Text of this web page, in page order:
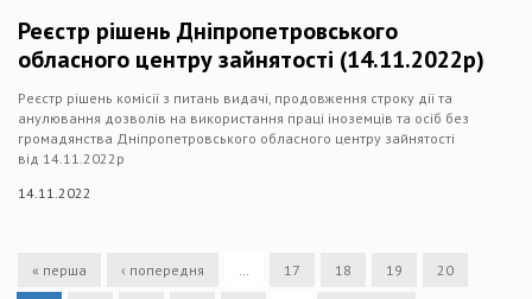
Реєстр рішень Дніпропетровського
обласного центру зайнятості (14.11.2022р)
Реєстр рішень комісії з питань видачі, продовження строку дії та
анулювання дозволів на використання праці іноземців та осіб без
громадянства Дніпропетровського обласного центру зайнятості
від 14.11.2022р
14.11.2022
« перша ‹ попередня … 17 18 19 20